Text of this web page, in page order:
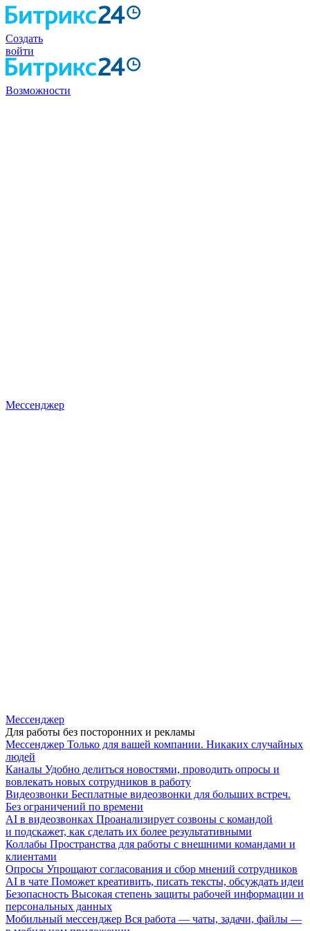
Создать
войти
Возможности
Мессенджер
Мессенджер
Для работы без посторонних и рекламы
Мессенджер Только для вашей компании. Никаких случайных
людей
Каналы Удобно делиться новостями, проводить опросы и
вовлекать новых сотрудников в работу
Видеозвонки Бесплатные видеозвонки для больших встреч.
Без ограничений по времени
AI в видеозвонках Проанализирует созвоны с командой
и подскажет, как сделать их более результативными
Коллабы Пространства для работы с внешними командами и
клиентами
Опросы Упрощают согласования и сбор мнений сотрудников
AI в чате Поможет креативить, писать тексты, обсуждать идеи
Безопасность Высокая степень защиты рабочей информации и
персональных данных
Мобильный мессенджер Вся работа — чаты, задачи, файлы —